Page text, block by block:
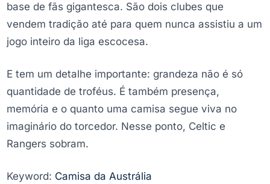
base de fãs gigantesca. São dois clubes que
vendem tradição até para quem nunca assistiu a um
jogo inteiro da liga escocesa.
E tem um detalhe importante: grandeza não é só
quantidade de troféus. É também presença,
memória e o quanto uma camisa segue viva no
imaginário do torcedor. Nesse ponto, Celtic e
Rangers sobram.
Keyword: Camisa da Austrália